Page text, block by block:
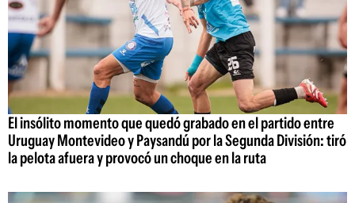
El insólito momento que quedó grabado en el partido entre
Uruguay Montevideo y Paysandú por la Segunda División: tiró
la pelota afuera y provocó un choque en la ruta